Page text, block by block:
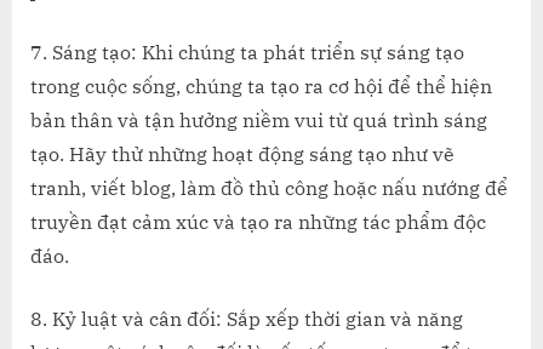
7. Sáng tạo: Khi chúng ta phát triển sự sáng tạo
trong cuộc sống, chúng ta tạo ra cơ hội để thể hiện
bản thân và tận hưởng niềm vui từ quá trình sáng
tạo. Hãy thử những hoạt động sáng tạo như vẽ
tranh, viết blog, làm đồ thủ công hoặc nấu nướng để
truyền đạt cảm xúc và tạo ra những tác phẩm độc
đáo.
8. Kỷ luật và cân đối: Sắp xếp thời gian và năng